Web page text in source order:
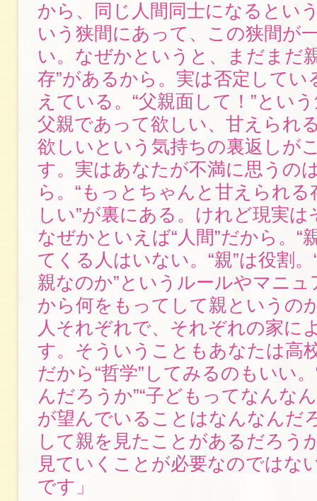
から、同じ人間同士になるとい
いう狭間にあって、この狭間が
い。なぜかというと、まだまだ
存”があるから。実は否定してい
えている。“父親面して！”とい
父親であって欲しい、甘えられ
欲しいという気持ちの裏返しが
す。実はあなたが不満に思うの
ら。“もっとちゃんと甘えられ
しい”が裏にある。けれど現実
なぜかといえば“人間”だから。“
てくる人はいない。“親”は役割
親なのか”というルールやマニ
から何をもってして親というの
人それぞれで、それぞれの家に
す。そういうこともあなたは高
だから“哲学”してみるのもいい
んだろうか”“子どもってなんな
が望んでいることはなんなんだ
して親を見たことがあるだろう
見ていくことが必要なのではな
です」